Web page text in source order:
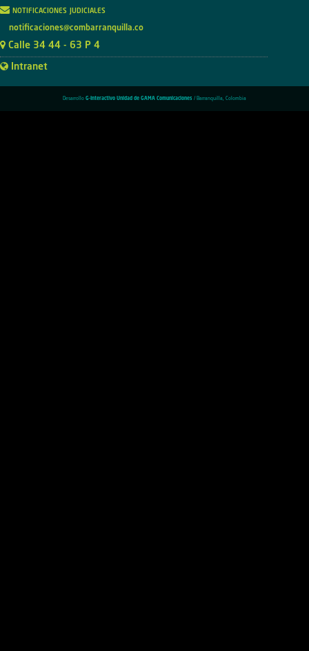
notificaciones judiciales
notificaciones@combarranquilla.co
Calle 34 44 - 63 P 4
Intranet
Desarrollo G-Interactivo Unidad de GAMA Comunicaciones / Barranquilla, Colombia